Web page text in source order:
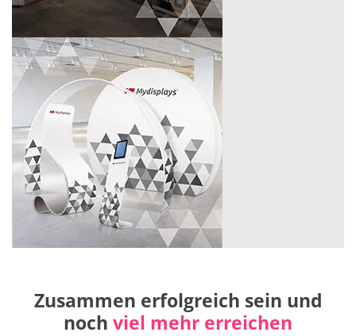
Zusammen erfolgreich sein und
noch viel mehr erreichen